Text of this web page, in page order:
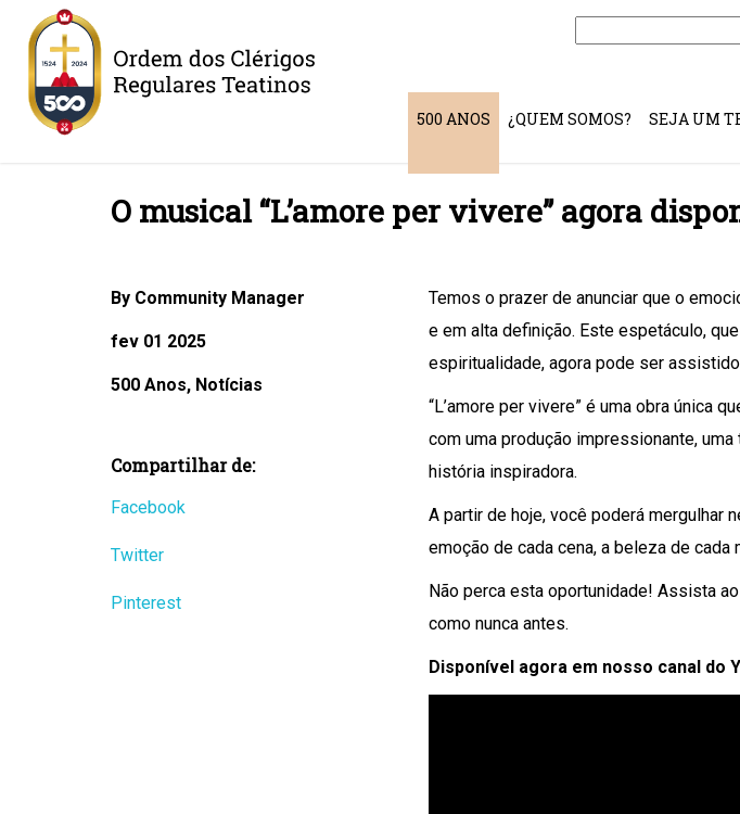
Pesquisar
500 ANOS ¿QUEM SOMOS? SEJA UM
O musical “L’amore per vivere” agora
By Community Manager
fev 01 2025
500 Anos, Notícias
Compartilhar de:
Facebook
Twitter
Pinterest
Temos o prazer de anunciar que o
e em alta definição. Este espetáculo,
espiritualidade, agora pode ser
“L’amore per vivere” é uma obra única
com uma produção impressionante,
história inspiradora.
A partir de hoje, você poderá mergulhar
emoção de cada cena, a beleza de
Não perca esta oportunidade! Assista
como nunca antes.
Disponível agora em nosso canal do